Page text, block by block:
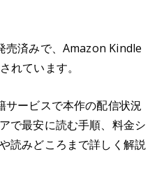
売済みで、Amazon Kindle
れています。
サービスで本作の配信状況
で最安に読む手順、料金シ
読みどころまで詳しく解説